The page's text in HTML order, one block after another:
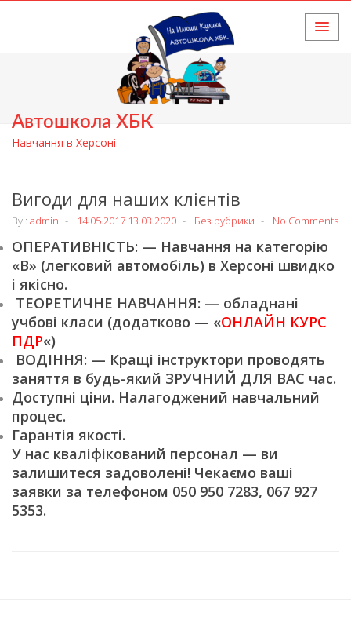
Автошкола ХБК
Навчання в Херсоні
HOME
Вигоди для наших клієнтів
By : admin 14.05.2017 13.03.2020 Без рубрики No Comments
ОПЕРАТИВНІСТЬ: — Навчання на категорію
«В» (легковий автомобіль) в Херсоні швидко
і якісно.
ТЕОРЕТИЧНЕ НАВЧАННЯ: — обладнані
учбові класи (додатково — «ОНЛАЙН КУРС
ПДР«)
ВОДІННЯ: — Кращі інструктори проводять
заняття в будь-який ЗРУЧНИЙ ДЛЯ ВАС час.
Доступні ціни. Налагоджений навчальний
процес.
Гарантія якості.
У нас кваліфікований персонал — ви
залишитеся задоволені! Чекаємо ваші
заявки за телефоном 050 950 7283, 067 927
5353.